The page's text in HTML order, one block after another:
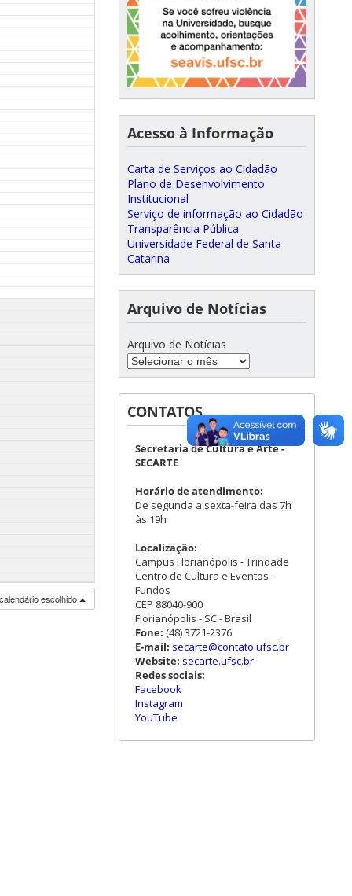
escolhido
Acesso à Informação
Carta de Serviços ao Cidadão
Plano de Desenvolvimento
Institucional
Serviço de informação ao Cidadão
Transparência Pública
Universidade Federal de Santa
Catarina
Arquivo de Notícias
Arquivo de Notícias
CONTATOS
Secretaria de Cultura e Arte -
SECARTE
Horário de atendimento:
De segunda a sexta-feira das 7h
às 19h
Localização:
Campus Florianópolis - Trindade
Centro de Cultura e Eventos -
Fundos
CEP 88040-900
Florianópolis - SC - Brasil
Fone: (48) 3721-2376
E-mail: secarte@contato.ufsc.br
Website: secarte.ufsc.br
Redes sociais:
Facebook
Instagram
YouTube